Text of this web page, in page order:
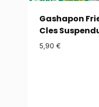
Gashapon
Cles
5,90 €